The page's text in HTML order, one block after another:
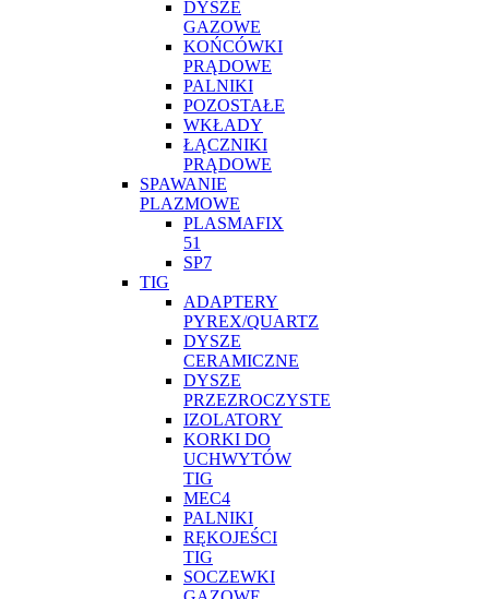
DYSZE
GAZOWE
KOŃCÓWKI
PRĄDOWE
PALNIKI
POZOSTAŁE
WKŁADY
ŁĄCZNIKI
PRĄDOWE
SPAWANIE
PLAZMOWE
PLASMAFIX
51
SP7
TIG
ADAPTERY
PYREX/QUARTZ
DYSZE
CERAMICZNE
DYSZE
PRZEZROCZYSTE
IZOLATORY
KORKI DO
UCHWYTÓW
TIG
MEC4
PALNIKI
RĘKOJEŚCI
TIG
SOCZEWKI